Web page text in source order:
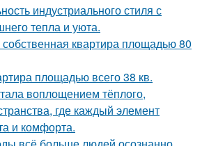
индустриального стиля с
тепла и уюта.
квартира площадью 80
площадью всего 38 кв.
воплощением тёплого,
где каждый элемент
и комфорта.